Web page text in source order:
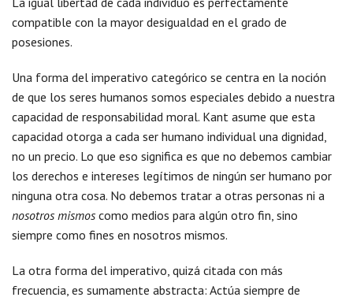
compatible con la mayor desigualdad en el grado de
posesiones.
Una forma del imperativo categórico se centra en la noción
de que los seres humanos somos especiales debido a nuestra
capacidad de responsabilidad moral. Kant asume que esta
capacidad otorga a cada ser humano individual una dignidad,
no un precio. Lo que eso significa es que no debemos cambiar
los derechos e intereses legítimos de ningún ser humano por
ninguna otra cosa. No debemos tratar a otras personas ni a
nosotros mismos como medios para algún otro fin, sino
siempre como fines en nosotros mismos.
La otra forma del imperativo, quizá citada con más
frecuencia, es sumamente abstracta: Actúa siempre de